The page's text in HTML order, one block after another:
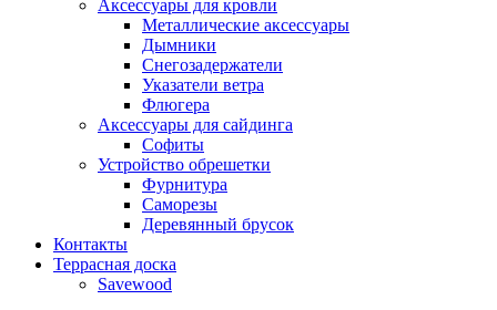
Аксессуары для кровли
Металлические аксессуары
Дымники
Снегозадержатели
Указатели ветра
Флюгера
Аксессуары для сайдинга
Софиты
Устройство обрешетки
Фурнитура
Саморезы
Деревянный брусок
Контакты
Террасная доска
Savewood